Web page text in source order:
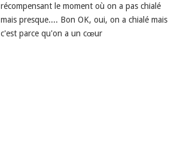
récompensant le moment où on a pas chialé
mais presque.... Bon OK, oui, on a chialé mais
c'est parce qu'on a un cœur